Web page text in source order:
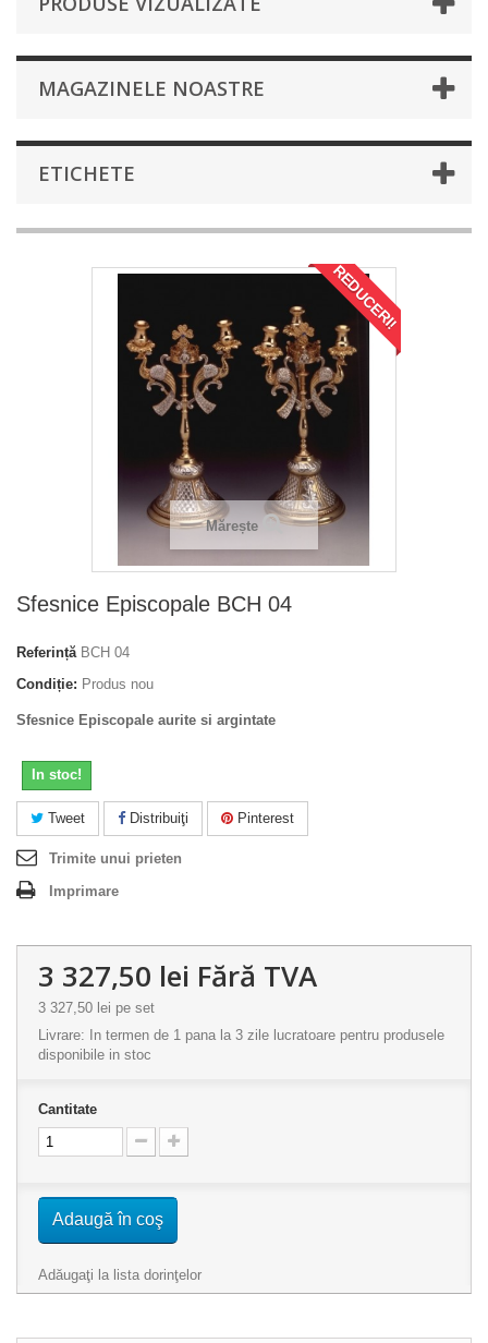
MAGAZINELE NOASTRE
ETICHETE
REDUCERI!
Mărește
Sfesnice Episcopale BCH 04
Referință BCH 04
Condiție: Produs nou
Sfesnice Episcopale aurite si argintate
In stoc!
Tweet Distribuiţi Pinterest
Trimite unui prieten
Imprimare
3 327,50 lei Fără TVA
3 327,50 lei pe set
Livrare: In termen de 1 pana la 3 zile lucratoare pentru produsele
disponibile in stoc
Cantitate
Adaugă în coş
Adăugaţi la lista dorinţelor